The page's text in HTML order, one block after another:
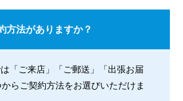
方法がありますか？
「ご来店」「ご郵送」「出張お届
らご契約方法をお選びいただけま